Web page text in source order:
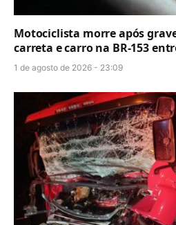
Motociclista morre após
carreta e carro na BR-153
1 de agosto de 2026 - 23:09